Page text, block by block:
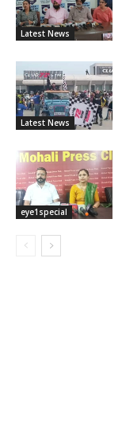
Latest News
Latest News
eye1special